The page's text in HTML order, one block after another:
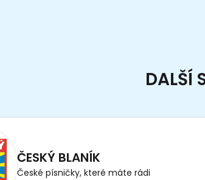
DALŠÍ
ČESKÝ BLANÍK
České písničky, které máte rádi